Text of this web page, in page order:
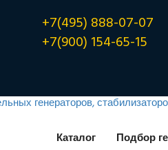
+7(495) 888-07-07
+7(900) 154-65-15
Каталог Подбор